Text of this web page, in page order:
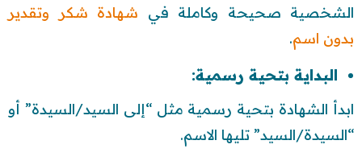
الشخصية صحيحة وكاملة في شهادة شكر وتقدير
بدون اسم.
البداية بتحية رسمية:
ابدأ الشهادة بتحية رسمية مثل “إلى السيد/السيدة” أو
“السيدة/السيد” تليها الاسم.